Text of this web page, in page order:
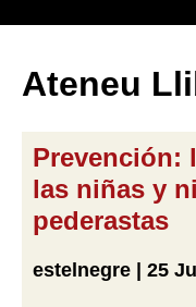
Ateneu
Prevención:
las niñas y
pederastas
estelnegre | 25